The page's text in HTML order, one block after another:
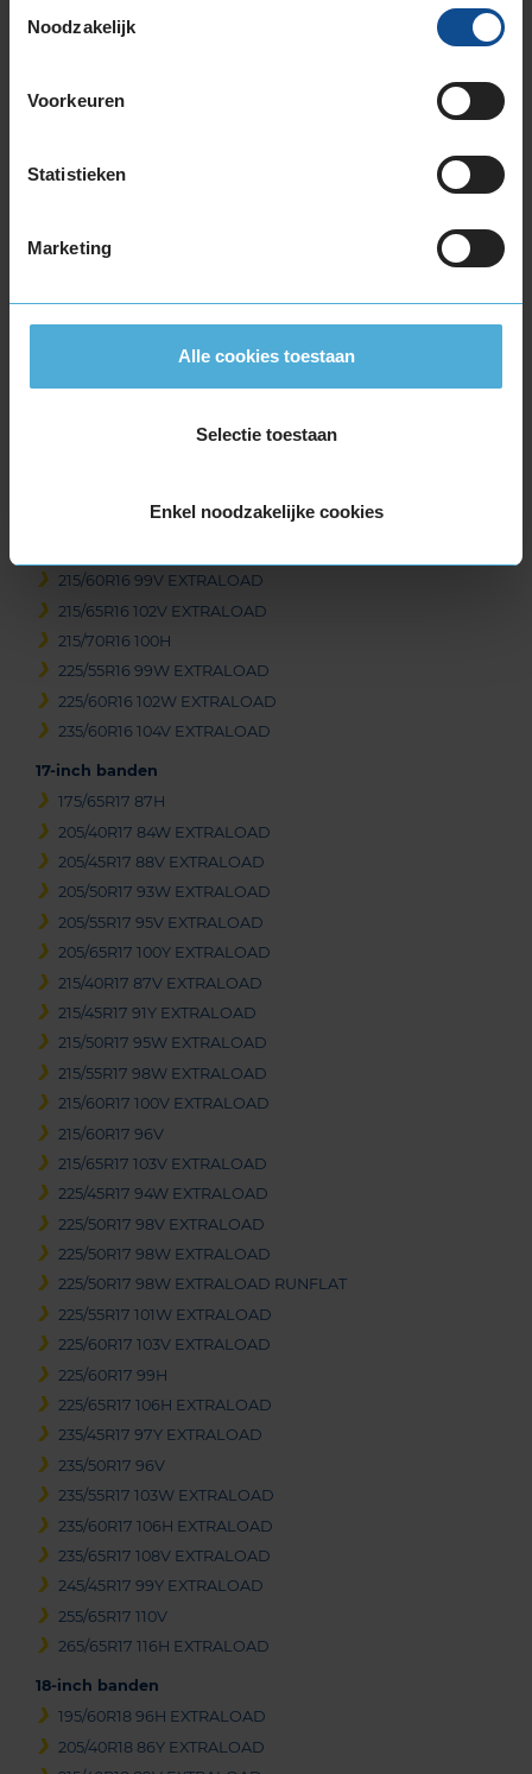
Noodzakelijk
Voorkeuren
Statistieken
Marketing
Alle cookies toestaan
Selectie toestaan
Enkel noodzakelijke cookies
16-inch banden
185/55R16 87V EXTRALOAD
195/60R16 93V EXTRALOAD
205/55R16 94H EXTRALOAD
205/60R16 96V EXTRALOAD
215/55R16 97V EXTRALOAD
215/60R16 99V EXTRALOAD
215/65R16 102V EXTRALOAD
215/70R16 100H
225/55R16 99W EXTRALOAD
225/60R16 102W EXTRALOAD
235/60R16 104V EXTRALOAD
17-inch banden
175/65R17 87H
205/40R17 84W EXTRALOAD
205/45R17 88V EXTRALOAD
205/50R17 93W EXTRALOAD
205/55R17 95V EXTRALOAD
205/65R17 100Y EXTRALOAD
215/40R17 87V EXTRALOAD
215/45R17 91Y EXTRALOAD
215/50R17 95W EXTRALOAD
215/55R17 98W EXTRALOAD
215/60R17 100V EXTRALOAD
215/60R17 96V
215/65R17 103V EXTRALOAD
225/45R17 94W EXTRALOAD
225/50R17 98V EXTRALOAD
225/50R17 98W EXTRALOAD
225/50R17 98W EXTRALOAD RUNFLAT
225/55R17 101W EXTRALOAD
225/60R17 103V EXTRALOAD
225/60R17 99H
225/65R17 106H EXTRALOAD
235/45R17 97Y EXTRALOAD
235/50R17 96V
235/55R17 103W EXTRALOAD
235/60R17 106H EXTRALOAD
235/65R17 108V EXTRALOAD
245/45R17 99Y EXTRALOAD
255/65R17 110V
265/65R17 116H EXTRALOAD
18-inch banden
195/60R18 96H EXTRALOAD
205/40R18 86Y EXTRALOAD